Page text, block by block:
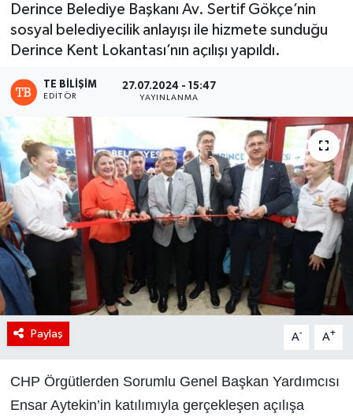
Derince Belediye Başkanı Av. Sertif Gökçe’nin
sosyal belediyecilik anlayışı ile hizmete sunduğu
Derince Kent Lokantası’nın açılışı yapıldı.
TE BILIŞIM
EDITÖR
27.07.2024 - 15:47
YAYINLANMA
Paylaş A- A+
CHP Örgütlerden Sorumlu Genel Başkan Yardımcısı
Ensar Aytekin’in katılımıyla gerçekleşen açılışa
Son Dakika Haberleri
Haber Arşivi